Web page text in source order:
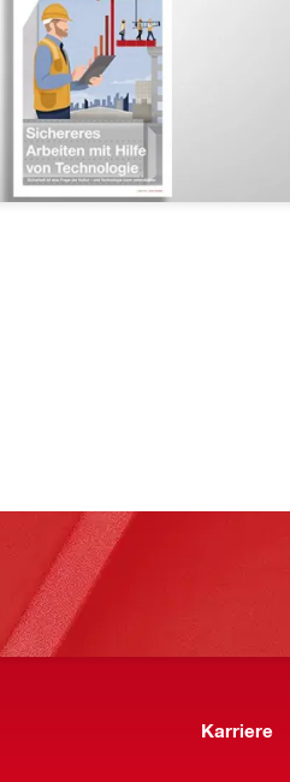
Karriere